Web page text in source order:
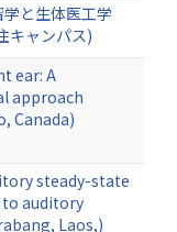
と生体医工学
キャンパス)
ear: A
approach
Canada)
steady-state
auditory
Laos,)